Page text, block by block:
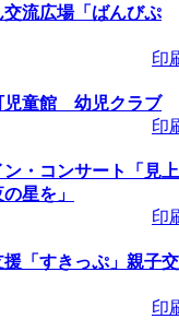
交流広場「ばんびぷ
印
児童館 幼児クラブ
印
ン・コンサート「見上
星を」
印
援「すきっぷ」親子交
印